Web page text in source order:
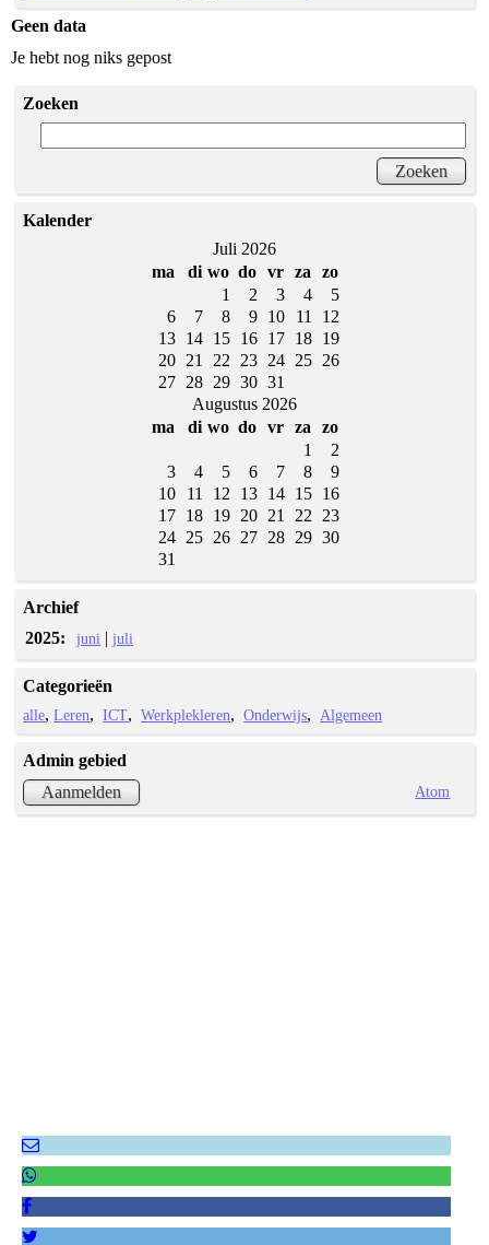
Geen data
Je hebt nog niks gepost
Zoeken
Kalender
Juli 2026
ma
di wo do vr za
zo
1
2 3 4
5
6
7 8 9 10 11
12
13
14 15 16 17 18
19
20
21 22 23 24 25
26
27
28 29 30 31
Augustus 2026
ma
di wo do vr za
zo
1
2
3
4 5 6 7 8
9
10
11 12 13 14 15
16
17
18 19 20 21 22
23
24
25 26 27 28 29 30
31
Archief
2025:
juni |juli
Categorieën
alle Leren ICT Werkplekleren Onderwijs Algemeen
Admin gebied
Aanmelden
Atom